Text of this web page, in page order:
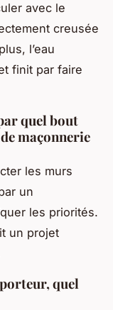
avec le
creusée
l’eau
finit par faire
quel bout
maçonnerie
les murs
un
les priorités.
un projet
quel